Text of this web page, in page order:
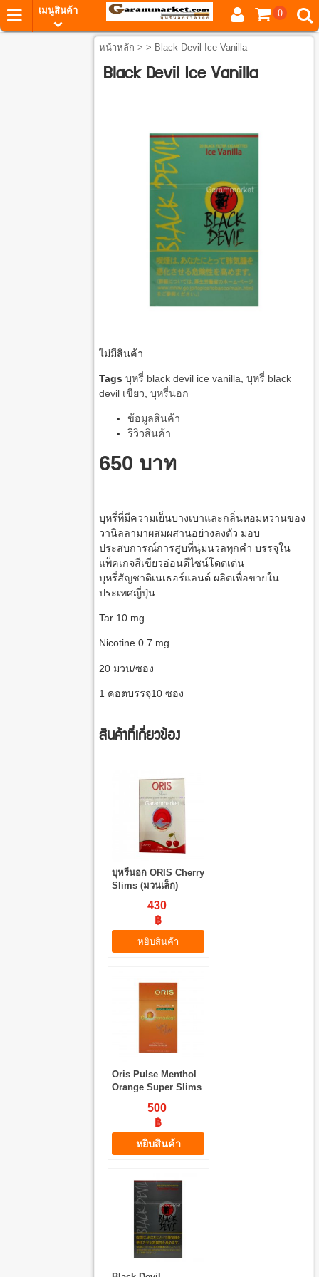
เมนูสินค้า 0
หน้าหลัก > > Black Devil Ice Vanilla
Black Devil Ice Vanilla
ไม่มีสินค้า
Tags บุหรี่ black devil ice vanilla บุหรี่ black
devil เขียว บุหรี่นอก
ข้อมูลสินค้า
รีวิวสินค้า
650 บาท
บุหรี่ที่มีความเย็นบางเบาและกลิ่นหอมหวานของ
วานิลลามาผสมผสานอย่างลงตัว มอบ
ประสบการณ์การสูบที่นุ่มนวลทุกคำ บรรจุใน
แพ็คเกจสีเขียวอ่อนดีไซน์โดดเด่น
บุหรี่สัญชาติเนเธอร์แลนด์ ผลิตเพื่อขายใน
ประเทศญี่ปุ่น
Tar 10 mg
Nicotine 0.7 mg
20 มวน/ซอง
1 คอตบรรจุ10 ซอง
สินค้าที่เกี่ยวข้อง
บุหรี่นอก ORIS Cherry
Slims (มวนเล็ก)
430
฿
หยิบสินค้า
Oris Pulse Menthol
Orange Super Slims
500
฿
หยิบสินค้า